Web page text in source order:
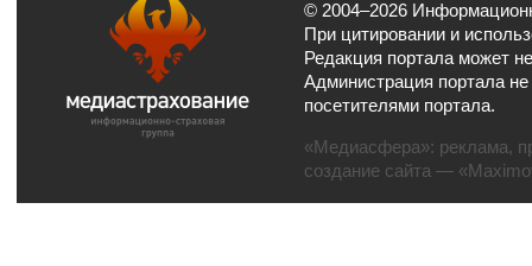
© 2004–2026
При цитировании и
Редакция портала может
Администрация портала
посетителями портала.
«Медиасфера»: реклама,
создание сайта —